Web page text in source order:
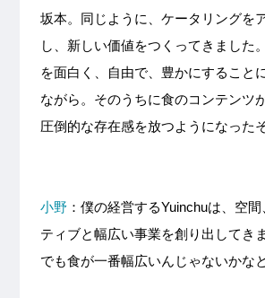
坂本。同じように、ケータリングを
し、新しい価値をつくってきました
を面白く、自由で、豊かにすること
ながら。そのうちに食のコンテンツ
圧倒的な存在感を放つようになった
小野：僕の経営するYuinchuは、空
ティブと幅広い事業を創り出してき
でも食が一番幅広いんじゃないかな